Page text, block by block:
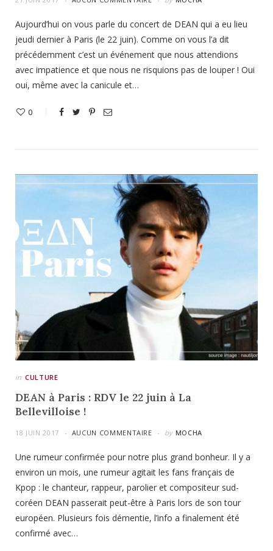
Aujourd’hui on vous parle du concert de DEAN qui a eu lieu
jeudi dernier à Paris (le 22 juin). Comme on vous l’a dit
précédemment c’est un événement que nous attendions
avec impatience et que nous ne risquions pas de louper ! Oui
oui, même avec la canicule et…
0
in CULTURE
DEAN à Paris : RDV le 22 juin à La
Bellevilloise !
18 JUIN 2017 AUCUN COMMENTAIRE by MOCHA
Une rumeur confirmée pour notre plus grand bonheur. Il y a
environ un mois, une rumeur agitait les fans français de
Kpop : le chanteur, rappeur, parolier et compositeur sud-
coréen DEAN passerait peut-être à Paris lors de son tour
européen. Plusieurs fois démentie, l’info a finalement été
confirmé avec…